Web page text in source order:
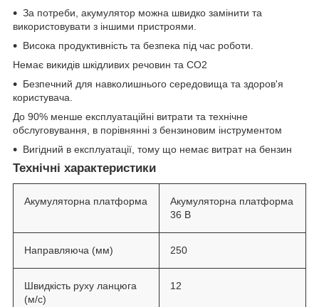
За потреби, акумулятор можна швидко замінити та
використовувати з іншими пристроями.
Висока продуктивність та безпека під час роботи.
Немає викидів шкідливих речовин та CO2
Безпечний для навколишнього середовища та здоров'я
користувача.
До 90% менше експлуатаційні витрати та технічне
обслуговування, в порівнянні з бензиновим інструментом
Вигідний в експлуатації, тому що немає витрат на бензин
Технічні характеристики
Акумуляторна платформа
Акумуляторна платформа
36 В
Направляюча (мм) 250
Швидкість руху ланцюга
(м/с)
12